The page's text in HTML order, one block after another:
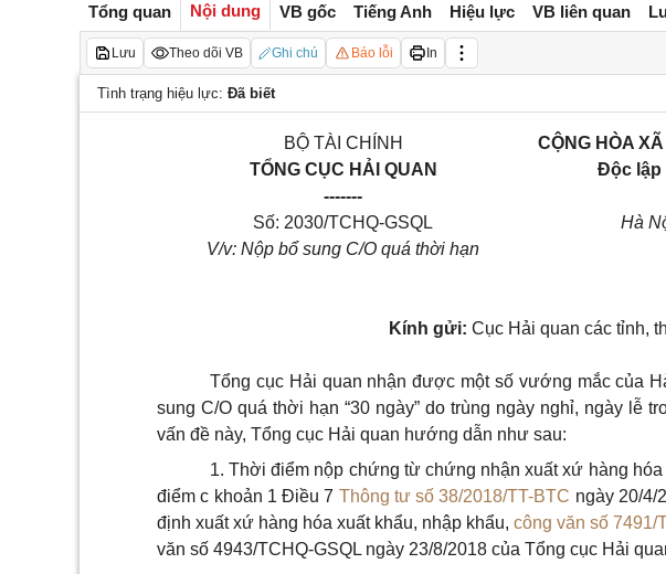
Tổng quan Nội dung VB gốc Tiếng Anh Hiệu lực VB liên quan
Lưu Theo dõi VB Ghi chú Báo lỗi In
Tình trạng hiệu lực: Đã biết
BỘ TÀI CHÍNH
TỔNG CỤC HẢI QUAN
-------
Số: 2030/TCHQ-GSQL
V/v: Nộp bổ sung C/O quá thời hạn
CỘNG HÒA
Độc lập
Hà
Kính gửi: Cục Hải quan các tỉnh,
Tổng cục Hải quan nhận được một số vướng mắc của
sung C/O quá thời hạn “30 ngày” do trùng ngày nghỉ, ngày lễ
vấn đề này, Tổng cục Hải quan hướng dẫn như sau:
1. Thời điểm nộp chứng từ chứng nhận xuất xứ hàng
điểm c khoản 1 Điều 7 Thông tư số 38/2018/TT-BTC ngày 20/4/
định xuất xứ hàng hóa xuất khẩu, nhập khẩu, công văn số 7491/
văn số 4943/TCHQ-GSQL ngày 23/8/2018 của Tổng cục Hải